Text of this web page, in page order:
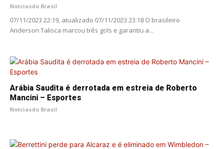
Notciasdo Brasil
07/11/2023 22:19, atualizado 07/11/2023 23:18 O brasileiro
Anderson Talisca marcou três gols e garantiu a...
Arábia Saudita é derrotada em estreia de Roberto
Mancini – Esportes
Notciasdo Brasil